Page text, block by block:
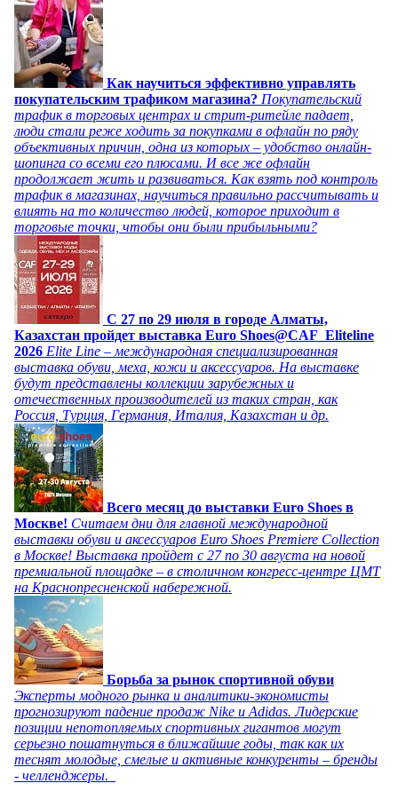
Как научиться эффективно управлять
покупательским трафиком магазина? Покупательский
трафик в торговых центрах и стрит-ритейле падает,
люди стали реже ходить за покупками в офлайн по ряду
объективных причин, одна из которых – удобство онлайн-
шопинга со всеми его плюсами. И все же офлайн
продолжает жить и развиваться. Как взять под контроль
трафик в магазинах, научиться правильно рассчитывать и
влиять на то количество людей, которое приходит в
торговые точки, чтобы они были прибыльными?
C 27 по 29 июля в городе Алматы,
Казахстан пройдет выставка Euro Shoes@CAF_Eliteline
2026 Elite Line – международная специализированная
выставка обуви, меха, кожи и аксессуаров. На выставке
будут представлены коллекции зарубежных и
отечественных производителей из таких стран, как
Россия, Турция, Германия, Италия, Казахстан и др.
Всего месяц до выставки Euro Shoes в
Москве! Считаем дни для главной международной
выставки обуви и аксессуаров Euro Shoes Premiere Collection
в Москве! Выставка пройдет с 27 по 30 августа на новой
премиальной площадке – в столичном конгресс-центре ЦМТ
на Краснопресненской набережной.
Борьба за рынок спортивной обуви
Эксперты модного рынка и аналитики-экономисты
прогнозируют падение продаж Nike и Adidas. Лидерские
позиции непотопляемых спортивных гигантов могут
серьезно пошатнуться в ближайшие годы, так как их
теснят молодые, смелые и активные конкуренты – бренды
- челленджеры.